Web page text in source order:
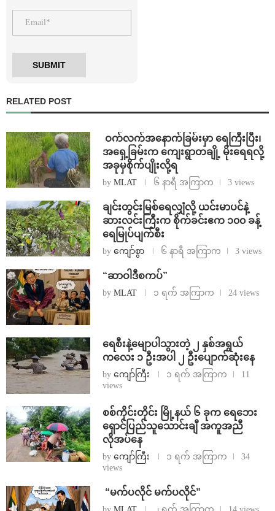
RELATED POST
⁩ ⁨ဝက်လက်အနောက်ခြမ်းမှာ ရေကြီးပြီး၊
အရှေ့ခြမ်းက ကျေးရွာတချို့ မိုးရေရလို့
အခုမှစိုက်ပျိုးလို့ရ
by MLAT ၆ နာရီ အကြာက 3 views
ချင်းတွင်းမြစ်ရေလျှံလို့ ယင်းမာပင်နဲ့
ဆားလင်းကြီးက စိုက်ခင်းဧက ၁၀၀ ခန့်
ရေမြုပ်ပျက်စီး
by ကျော်စွာ ၆ နာရီ အကြာက 3 views
“ဆာဝါဒီစကပ်”
by MLAT ၁ ရက် အကြာက 24 views
ရေစီးနဲ့မျောပါသွားတဲ့ ၂ နှစ်အရွယ်
ကလေး ၁ ဦးအပါ ၂ ဦးပျောက်ဆုံးနေ
by ကျော်ကြီး ၁ ရက် အကြာက
11
views
စစ်ကိုင်းတိုင်း မြို့နယ် ၆ ခုက ရေဘေး
ရှောင်ပြည်သူသောင်းချီ အကူအညီ
လိုအပ်နေ
by ကျော်ကြီး ၁ ရက် အကြာက
34
views
⁨ ⁨“မက်ပလိုင် မက်ပလိုင်”